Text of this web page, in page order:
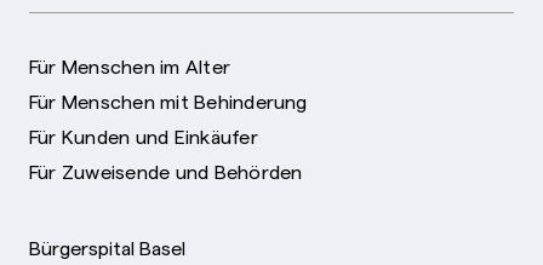
Für Menschen im Alter
Für Menschen mit Behinderung
Für Kunden und Einkäufer
Für Zuweisende und Behörden
Bürgerspital Basel